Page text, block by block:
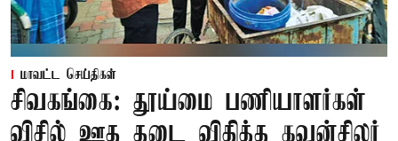
மாவட்ட செய்திகள்
சிவகங்கை: தூய்மை பணியாளர்கள்
விசில் ஊத தடை விதித்த கவுன்சிலர்